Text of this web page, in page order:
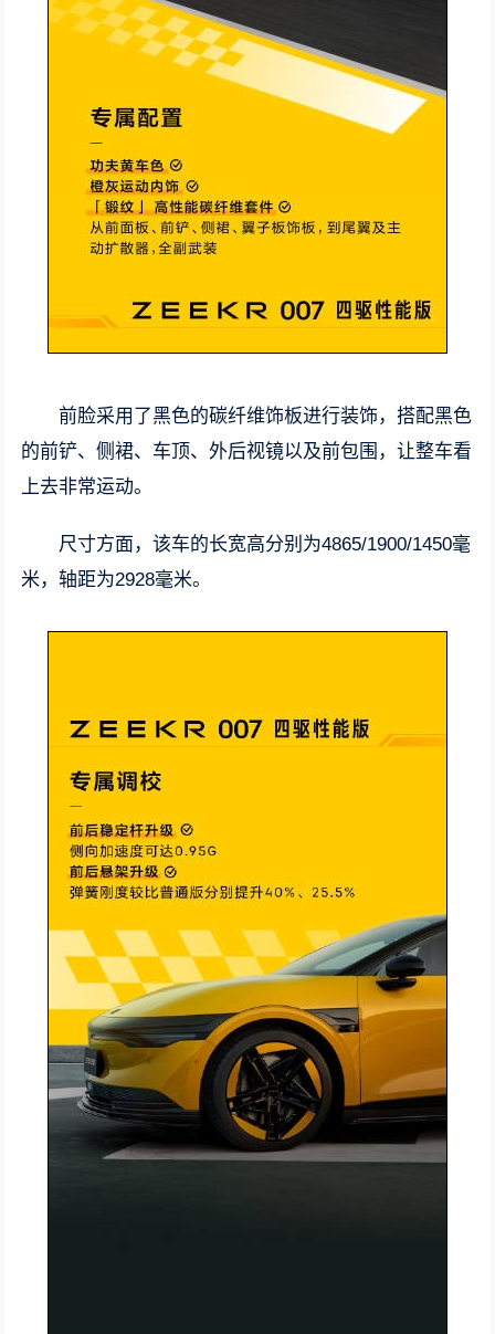
前脸采用了黑色的碳纤维饰板进行装饰，搭配黑色
的前铲、侧裙、车顶、外后视镜以及前包围，让整车看
上去非常运动。
尺寸方面，该车的长宽高分别为4865/1900/1450毫
米，轴距为2928毫米。